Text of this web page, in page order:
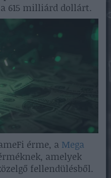
615 milliárd dollárt.
érme, a Mega
amelyek
fellendülésből.